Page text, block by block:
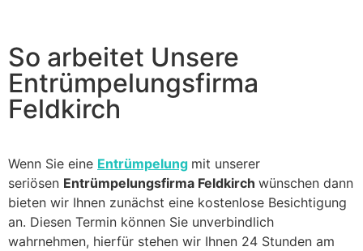
blank
So arbeitet Unsere
Entrümpelungsfirma
Feldkirch
Wenn Sie eine Entrümpelung mit unserer
seriösen Entrümpelungsfirma Feldkirch wünschen dann
bieten wir Ihnen zunächst eine kostenlose Besichtigung
an. Diesen Termin können Sie unverbindlich
wahrnehmen, hierfür stehen wir Ihnen 24 Stunden am